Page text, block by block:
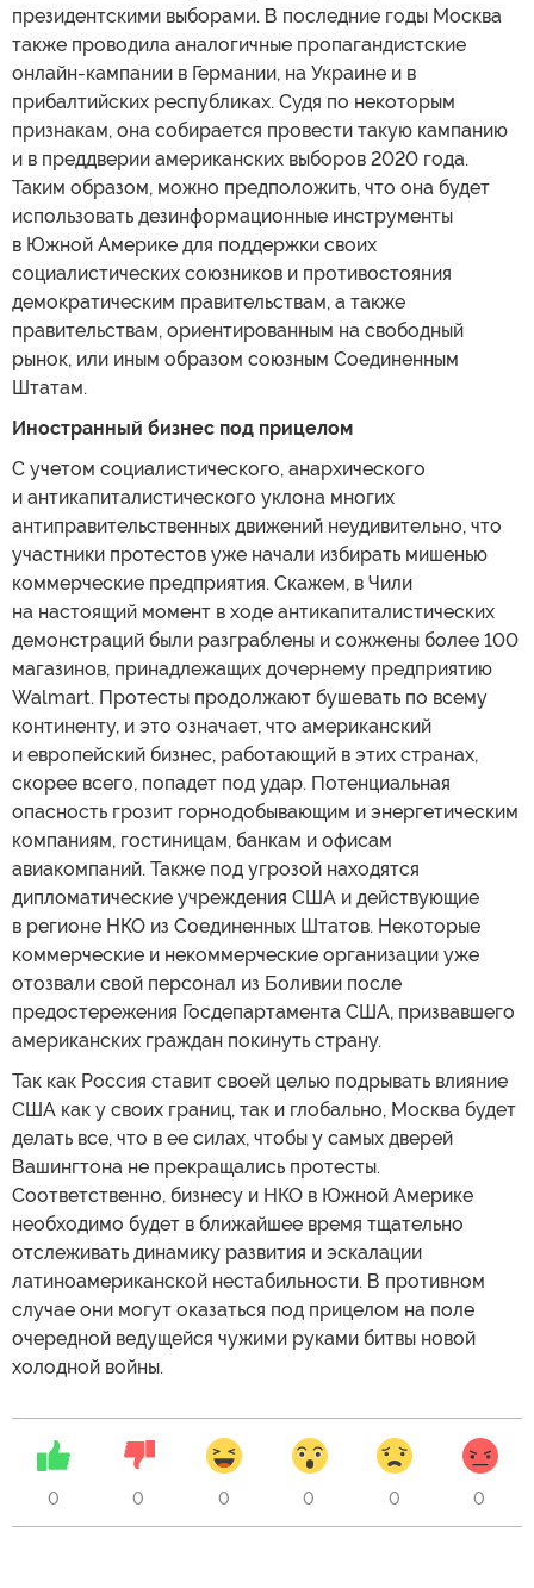
президентскими выборами. В последние годы Москва
также проводила аналогичные пропагандистские
онлайн-кампании в Германии, на Украине и в
прибалтийских республиках. Судя по некоторым
признакам, она собирается провести такую кампанию
и в преддверии американских выборов 2020 года.
Таким образом, можно предположить, что она будет
использовать дезинформационные инструменты
в Южной Америке для поддержки своих
социалистических союзников и противостояния
демократическим правительствам, а также
правительствам, ориентированным на свободный
рынок, или иным образом союзным Соединенным
Штатам.
Иностранный бизнес под прицелом
С учетом социалистического, анархического
и антикапиталистического уклона многих
антиправительственных движений неудивительно, что
участники протестов уже начали избирать мишенью
коммерческие предприятия. Скажем, в Чили
на настоящий момент в ходе антикапиталистических
демонстраций были разграблены и сожжены более 100
магазинов, принадлежащих дочернему предприятию
Walmart. Протесты продолжают бушевать по всему
континенту, и это означает, что американский
и европейский бизнес, работающий в этих странах,
скорее всего, попадет под удар. Потенциальная
опасность грозит горнодобывающим и энергетическим
компаниям, гостиницам, банкам и офисам
авиакомпаний. Также под угрозой находятся
дипломатические учреждения США и действующие
в регионе НКО из Соединенных Штатов. Некоторые
коммерческие и некоммерческие организации уже
отозвали свой персонал из Боливии после
предостережения Госдепартамента США, призвавшего
американских граждан покинуть страну.
Так как Россия ставит своей целью подрывать влияние
США как у своих границ, так и глобально, Москва будет
делать все, что в ее силах, чтобы у самых дверей
Вашингтона не прекращались протесты.
Соответственно, бизнесу и НКО в Южной Америке
необходимо будет в ближайшее время тщательно
отслеживать динамику развития и эскалации
латиноамериканской нестабильности. В противном
случае они могут оказаться под прицелом на поле
очередной ведущейся чужими руками битвы новой
холодной войны.
0 0 0 0 0 0